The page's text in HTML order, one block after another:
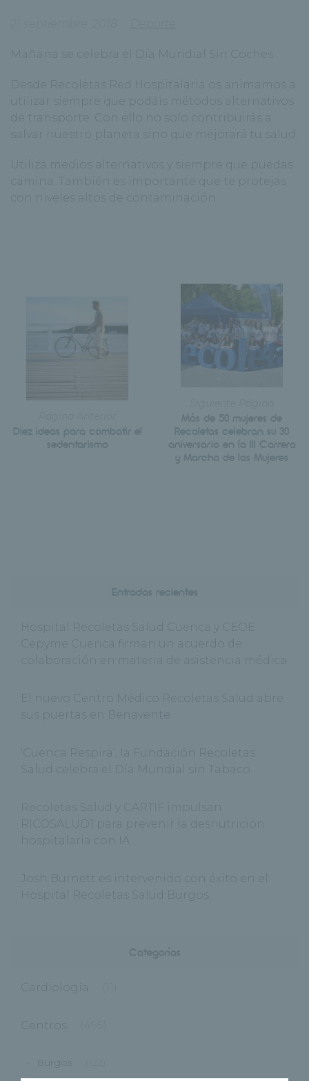
Mañana se celebra el Día Mundial Sin Coches.
Desde Recoletas Red Hospitalaria os animamos a
utilizar siempre que podáis métodos alternativos
de transporte. Con ello no solo contribuirás a
salvar nuestro planeta sino que mejorará tu salud.
Utiliza medios alternativos y siempre que puedas
camina. También es importante que te protejas
con niveles altos de contaminación.
Diez ideas para combatir el
sedentarismo
Más de 50 mujeres de
Recoletas celebran su 30
aniversario en la III Carrera
y Marcha de las Mujeres
Hospital Recoletas Salud Cuenca y CEOE
Cepyme Cuenca firman un acuerdo de
colaboración en materia de asistencia médica
El nuevo Centro Médico Recoletas Salud abre
sus puertas en Benavente
‘Cuenca Respira’, la Fundación Recoletas
Salud celebra el Día Mundial sin Tabaco
Recoletas Salud y CARTIF impulsan
RICOSALUD1 para prevenir la desnutrición
hospitalaria con IA
Josh Burnett es intervenido con éxito en el
Hospital Recoletas Salud Burgos
Cardiología
Centros
Burgos